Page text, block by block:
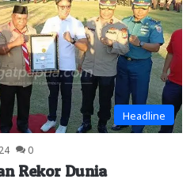
Headline
0
Rekor Dunia